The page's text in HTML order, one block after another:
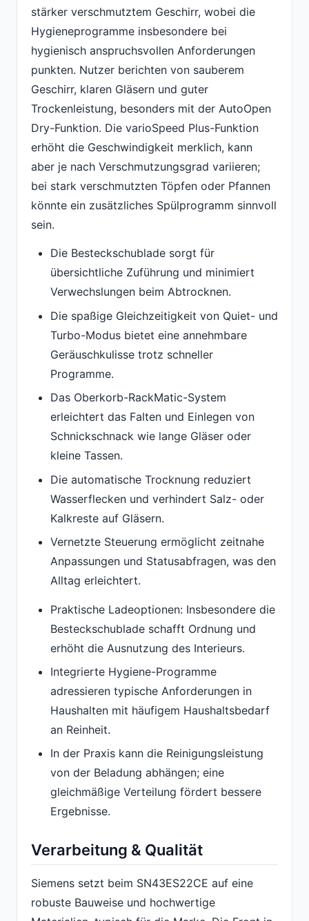
stärker verschmutztem Geschirr, wobei die
Hygieneprogramme insbesondere bei
hygienisch anspruchsvollen Anforderungen
punkten. Nutzer berichten von sauberem
Geschirr, klaren Gläsern und guter
Trockenleistung, besonders mit der AutoOpen
Dry-Funktion. Die varioSpeed Plus-Funktion
erhöht die Geschwindigkeit merklich, kann
aber je nach Verschmutzungsgrad variieren;
bei stark verschmutzten Töpfen oder Pfannen
könnte ein zusätzliches Spülprogramm sinnvoll
sein.
Die Besteckschublade sorgt für
übersichtliche Zuführung und minimiert
Verwechslungen beim Abtrocknen.
Die spaßige Gleichzeitigkeit von Quiet- und
Turbo-Modus bietet eine annehmbare
Geräuschkulisse trotz schneller
Programme.
Das Oberkorb-RackMatic-System
erleichtert das Falten und Einlegen von
Schnickschnack wie lange Gläser oder
kleine Tassen.
Die automatische Trocknung reduziert
Wasserflecken und verhindert Salz- oder
Kalkreste auf Gläsern.
Vernetzte Steuerung ermöglicht zeitnahe
Anpassungen und Statusabfragen, was den
Alltag erleichtert.
Praktische Ladeoptionen: Insbesondere die
Besteckschublade schafft Ordnung und
erhöht die Ausnutzung des Interieurs.
Integrierte Hygiene-Programme
adressieren typische Anforderungen in
Haushalten mit häufigem Haushaltsbedarf
an Reinheit.
In der Praxis kann die Reinigungsleistung
von der Beladung abhängen; eine
gleichmäßige Verteilung fördert bessere
Ergebnisse.
Verarbeitung & Qualität
Siemens setzt beim SN43ES22CE auf eine
robuste Bauweise und hochwertige